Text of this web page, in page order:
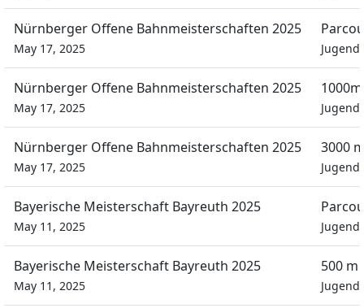
Nürnberger Offene Bahnmeisterschaften 2025
May 17, 2025 Jugend
Nürnberger Offene Bahnmeisterschaften 2025
May 17, 2025 Jugend
Nürnberger Offene Bahnmeisterschaften 2025
May 17, 2025
3000
Jugend
Bayerische Meisterschaft Bayreuth 2025
May 11, 2025 Jugend
Bayerische Meisterschaft Bayreuth 2025
May 11, 2025
500 m
Jugend